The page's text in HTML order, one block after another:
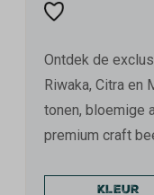
Ontdek de
Riwaka, Citra en
tonen, bloemige
premium craft
KLEUR